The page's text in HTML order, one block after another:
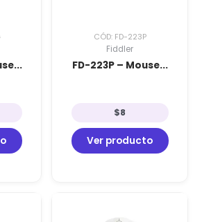
CÓD: FD-223P
Fiddler
FD-223P – Mouse...
$8
Ver producto